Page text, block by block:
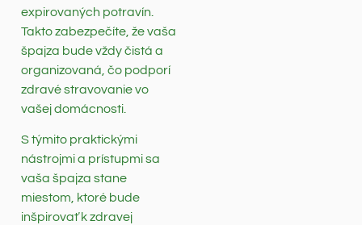
expirovaných potravín.
Takto zabezpečíte, že vaša
špajza bude vždy čistá a
organizovaná, čo podporí
zdravé stravovanie vo
vašej domácnosti.
S týmito praktickými
nástrojmi a prístupmi sa
vaša špajza stane
miestom, ktoré bude
inšpirovať k zdravej